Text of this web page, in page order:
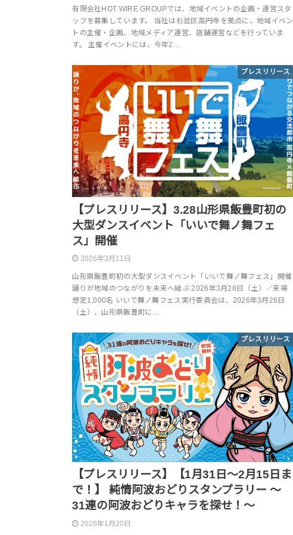
有限会社HOT WIRE GROUPでは、地域イベントの企画・運営スタ
ッフを募集しています。 当社は杉並区高円寺を拠点に、地域イベン
トの主催・企画、地域メディア運営、店舗運営などを行っていま
す。 主催イベントには、今年2…
プレスリリース
【プレスリリース】3.28山形県飯豊町初の
大型ダンスイベント「いいで舞ノ舞フェ
ス」開催
2026年3月11日
山形県飯豊町初の大型ダンスイベント「いいで舞ノ舞フェス」開催
踊りが地域のつながりを未来へ結ぶ 2026年3月28日（土）／来場
想定1,000名 いいで舞ノ舞フェス実行委員会は、2026年3月28日
（土）、山形県飯豊町に…
プレスリリース
【プレスリリース】【1月31日～2月15日ま
で！】 純情阿波おどりスタンプラリー ～
31連の阿波おどりキャラを探せ！～
2026年1月20日